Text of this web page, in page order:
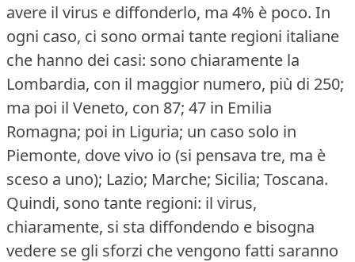
avere il virus e diffonderlo, ma 4% è poco. In
ogni caso, ci sono ormai tante regioni italiane
che hanno dei casi: sono chiaramente la
Lombardia, con il maggior numero, più di 250;
ma poi il Veneto, con 87; 47 in Emilia
Romagna; poi in Liguria; un caso solo in
Piemonte, dove vivo io (si pensava tre, ma è
sceso a uno); Lazio; Marche; Sicilia; Toscana.
Quindi, sono tante regioni: il virus,
chiaramente, si sta diffondendo e bisogna
vedere se gli sforzi che vengono fatti saranno